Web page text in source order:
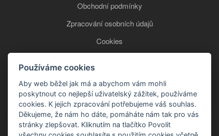
Obchodní podmínky
Zpracování osobních údajů
Cookies
+420 777 850 465
Používáme cookies
Aby web běžel jak má a abychom vám mohli
poskytnout co nejlepší uživatelský zážitek, používáme
cookies. K jejich zpracování potřebujeme váš souhlas.
Děkujeme, že nám ho dáte, pomáháte nám tak pro vás
stránky zlepšovat. Kliknutím na tlačítko Povolit